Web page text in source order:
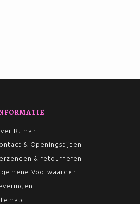
Rumah
& Openingstijden
& retourneren
Voorwaarden